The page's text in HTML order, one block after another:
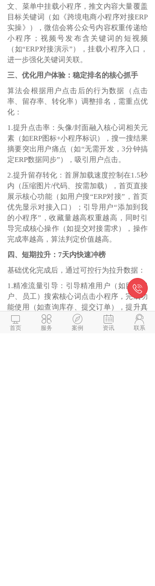
文、菜单中挂载小程序，推文内容大量覆盖
目标关键词（如《跨境电商小程序对接ERP
实操》），微信会将公众号内容权重传递给
小程序；视频号发布含关键词的短视频
（如“ERP对接演示”），挂载小程序入口，
进一步强化关键词关联。
三、优化用户体验：稳定排名的核心抓手
算法会根据用户点击后的行为数据（点击
率、留存率、转化率）调整排名，需重点优
化：
1.提升点击率：头像/封面融入核心词相关元
素（如ERP图标+小程序标识），搜一搜结果
摘要突出用户痛点（如“无需开发，3分钟搞
定ERP数据同步”），吸引用户点击。
2.提升留存转化：首屏加载速度控制在1.5秒
内（压缩图片/代码、按需加载），首页直接
展示核心功能（如用户搜“ERP对接”，首页
优先显示对接入口）；引导用户“添加到我
的小程序”，收藏量越高权重越高，同时引
导完成核心操作（如提交对接需求），操作
完成率越高，算法判定价值越高。
四、短期拉升：7天内快速冲榜
基础优化完成后，通过可控行为拉升数据：
1.精准流量引导：引导精准用户（如目标客
户、员工）搜索核心词点击小程序，完成功
能使用（如查询库存、提交订单），提升真
实点击与转化数据，避免刷量（微信反作弊
机制严格）。

首页

服务

案例

资讯

联系
